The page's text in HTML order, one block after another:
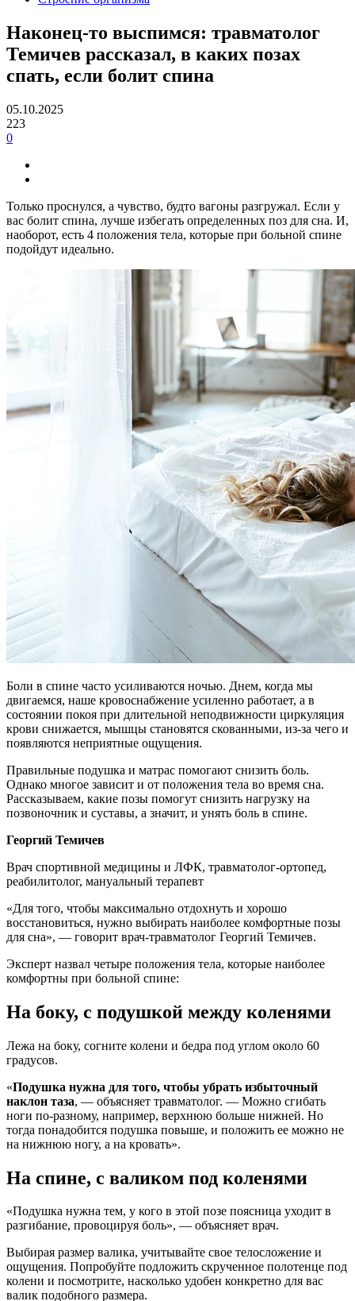
Наконец-то выспимся: травматолог
Темичев рассказал, в каких позах
спать, если болит спина
05.10.2025
223
0
Только проснулся, а чувство, будто вагоны разгружал. Если у
вас болит спина, лучше избегать определенных поз для сна. И,
наоборот, есть 4 положения тела, которые при больной спине
подойдут идеально.
Боли в спине часто усиливаются ночью. Днем, когда мы
двигаемся, наше кровоснабжение усиленно работает, а в
состоянии покоя при длительной неподвижности циркуляция
крови снижается, мышцы становятся скованными, из-за чего и
появляются неприятные ощущения.
Правильные подушка и матрас помогают снизить боль.
Однако многое зависит и от положения тела во время сна.
Рассказываем, какие позы помогут снизить нагрузку на
позвоночник и суставы, а значит, и унять боль в спине.
Георгий Темичев
Врач спортивной медицины и ЛФК, травматолог-ортопед,
реабилитолог, мануальный терапевт
«Для того, чтобы максимально отдохнуть и хорошо
восстановиться, нужно выбирать наиболее комфортные позы
для сна», — говорит врач-травматолог Георгий Темичев.
Эксперт назвал четыре положения тела, которые наиболее
комфортны при больной спине:
На боку, с подушкой между коленями
Лежа на боку, согните колени и бедра под углом около 60
градусов.
«Подушка нужна для того, чтобы убрать избыточный
наклон таза, — объясняет травматолог. — Можно сгибать
ноги по-разному, например, верхнюю больше нижней. Но
тогда понадобится подушка повыше, и положить ее можно не
на нижнюю ногу, а на кровать».
На спине, с валиком под коленями
«Подушка нужна тем, у кого в этой позе поясница уходит в
разгибание, провоцируя боль», — объясняет врач.
Выбирая размер валика, учитывайте свое телосложение и
ощущения. Попробуйте подложить скрученное полотенце под
колени и посмотрите, насколько удобен конкретно для вас
валик подобного размера.